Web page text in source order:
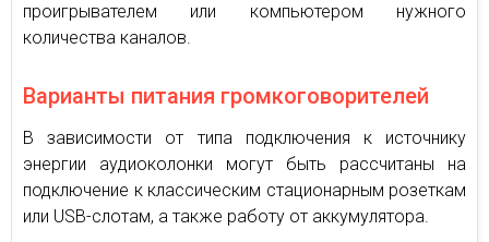
проигрывателем или компьютером нужного
количества каналов.
Варианты питания громкоговорителей
В зависимости от типа подключения к источнику
энергии аудиоколонки могут быть рассчитаны на
подключение к классическим стационарным розеткам
или USB-слотам, а также работу от аккумулятора.